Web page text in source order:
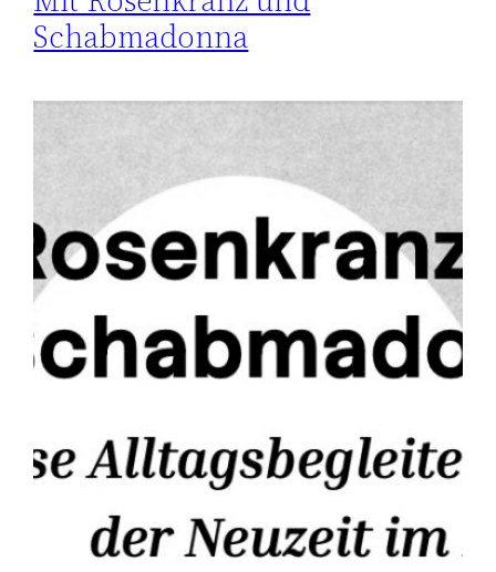
Schabmadonna